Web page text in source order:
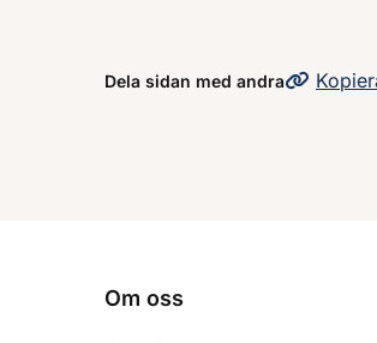
Dela sidan med andra
Om oss